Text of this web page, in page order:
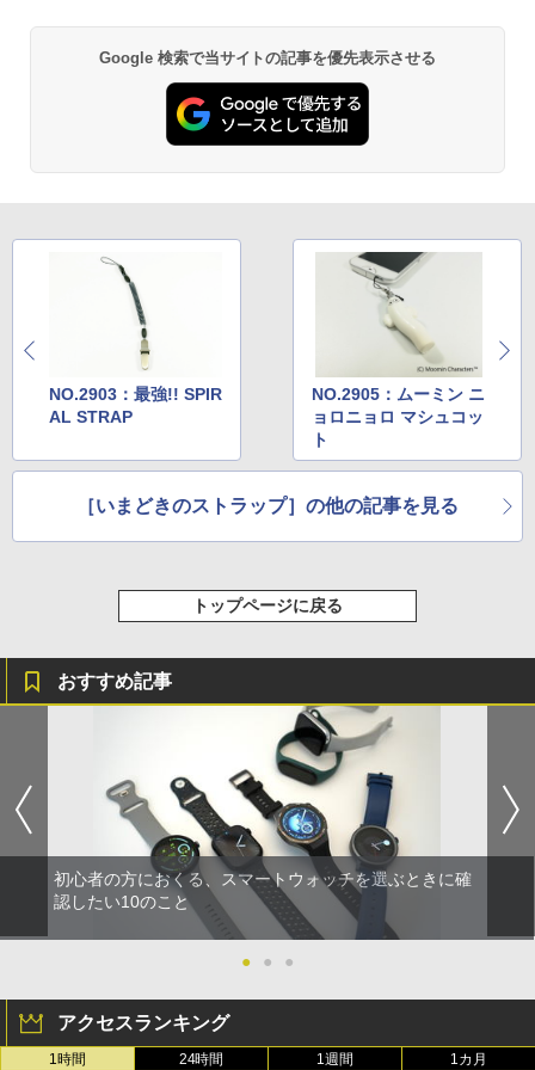
Google 検索で当サイトの記事を優先表示させる
NO.2903：最強!! SPIR
AL STRAP
NO.2905：ムーミン ニ
ョロニョロ マシュコッ
ト
［いまどきのストラップ］の他の記事を見る
トップページに戻る
おすすめ記事
初心者の方におくる、スマートウォッチを選ぶときに確
認したい10のこと
● ● ●
アクセスランキング
1時間 24時間 1週間 1カ月